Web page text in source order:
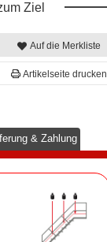
Ziel
Auf die Merkliste
Artikelseite drucken
& Zahlung